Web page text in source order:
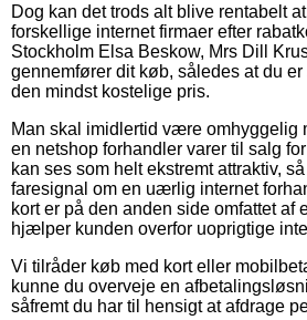
Dog kan det trods alt blive rentabelt
forskellige internet firmaer efter
Stockholm Elsa Beskow, Mrs Dill
gennemfører dit køb, således at du
den mindst kostelige pris.
Man skal imidlertid være omhyggelig
en netshop forhandler varer til salg
kan ses som helt ekstremt attraktiv,
faresignal om en uærlig internet
kort er på den anden side omfattet af
hjælper kunden overfor uoprigtige
Vi tilråder køb med kort eller
kunne du overveje en
såfremt du har til hensigt at afdrage